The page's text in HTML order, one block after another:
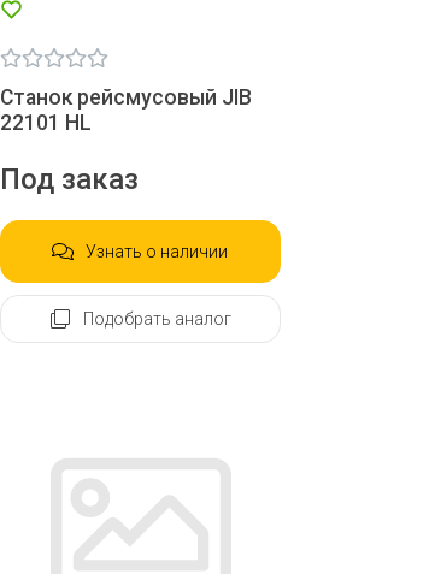
Станок рейсмусовый JIB
22101 HL
Под заказ
Узнать о наличии
Подобрать аналог